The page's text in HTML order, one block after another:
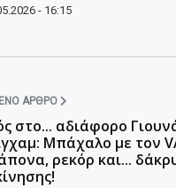
- 16:15
ΆΡΘΡΟ
στο... αδιάφορο
Μπάχαλο με τον
ρεκόρ και...